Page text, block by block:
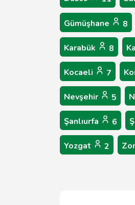
Gümüşhane 8
Karabük 8
Kocaeli 7
Nevşehir 5
Şanlıurfa 6
Yozgat 2